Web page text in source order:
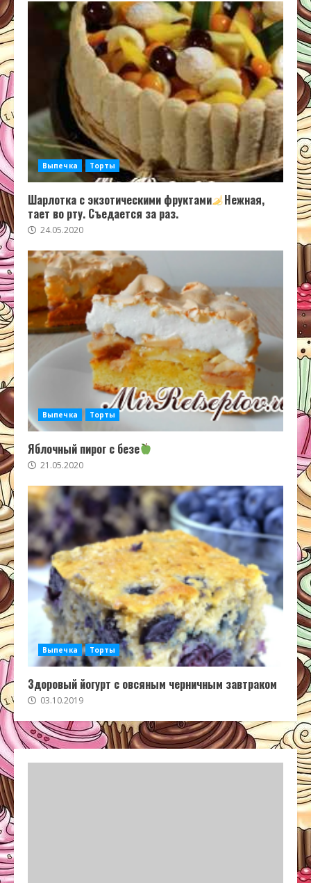
Выпечка Торты
Шарлотка с экзотическими фруктами
Нежная,
тает во рту. Съедается за раз.
24.05.2020
Выпечка Торты
Яблочный пирог с безе
21.05.2020
Выпечка Торты
Здоровый йогурт с овсяным черничным завтраком
03.10.2019